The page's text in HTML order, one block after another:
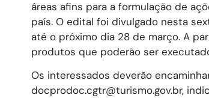
áreas afins para a formulação de
país. O edital foi divulgado nesta
até o próximo dia 28 de março. A
produtos que poderão ser
Os interessados deverão
docprodoc.cgtr@turismo.gov.br,